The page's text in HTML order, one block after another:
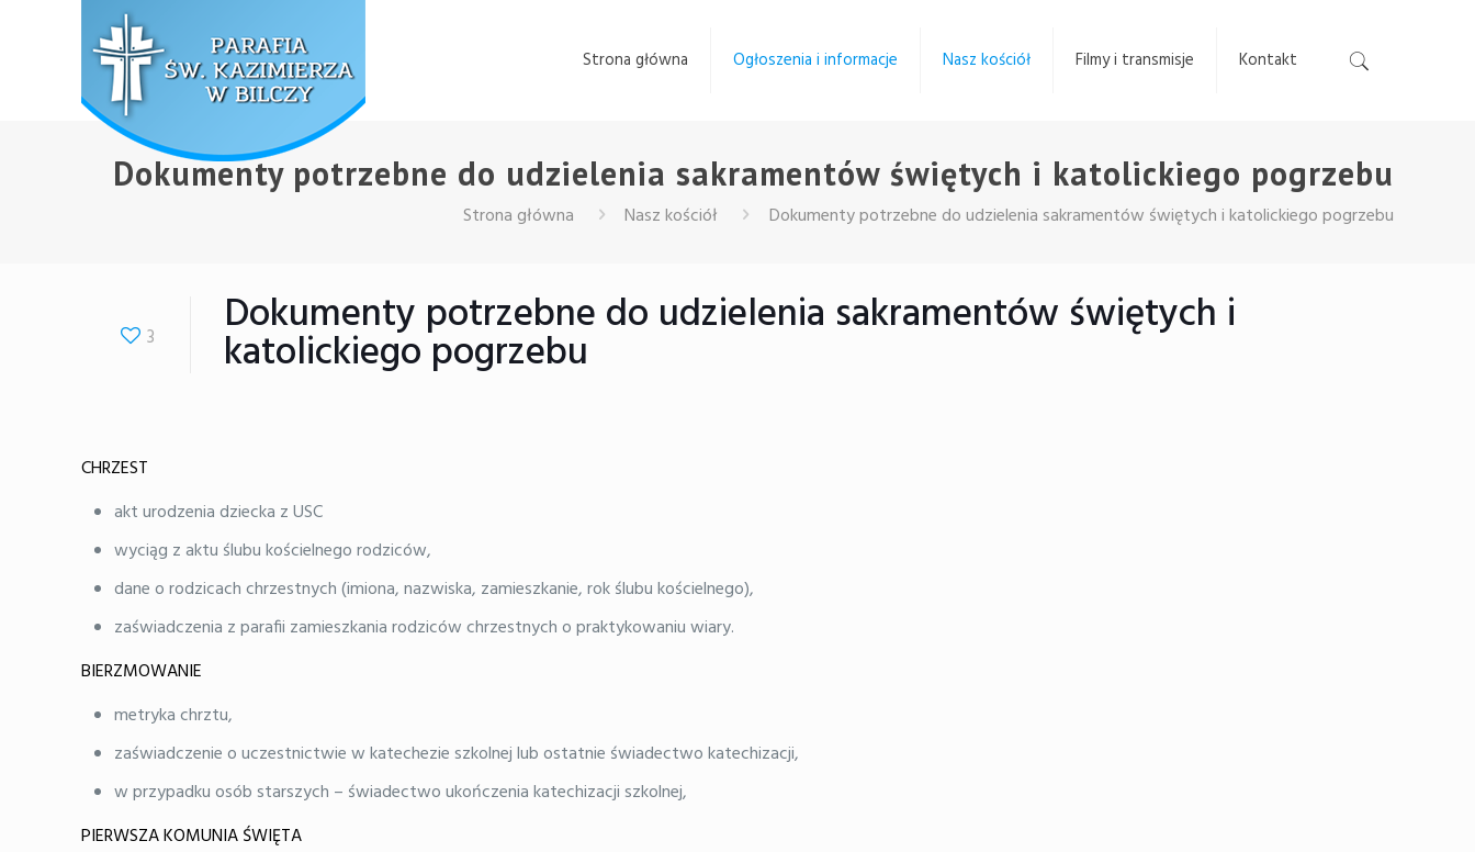
Strona główna Ogłoszenia i informacje Nasz kościół Filmy i transmisje Kontakt
Dokumenty potrzebne do udzielenia sakramentów świętych i katolickiego pogrzebu
Strona główna Nasz kościół Dokumenty potrzebne do udzielenia sakramentów świętych i katolickiego pogrzebu
3 Dokumenty potrzebne do udzielenia sakramentów świętych i
katolickiego pogrzebu
CHRZEST
akt urodzenia dziecka z USC
wyciąg z aktu ślubu kościelnego rodziców,
dane o rodzicach chrzestnych (imiona, nazwiska, zamieszkanie, rok ślubu kościelnego),
zaświadczenia z parafii zamieszkania rodziców chrzestnych o praktykowaniu wiary.
BIERZMOWANIE
metryka chrztu,
zaświadczenie o uczestnictwie w katechezie szkolnej lub ostatnie świadectwo katechizacji,
w przypadku osób starszych – świadectwo ukończenia katechizacji szkolnej,
PIERWSZA KOMUNIA ŚWIĘTA